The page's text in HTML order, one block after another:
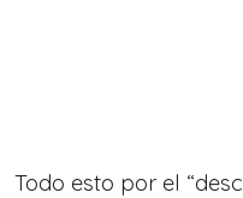
Todo esto por el